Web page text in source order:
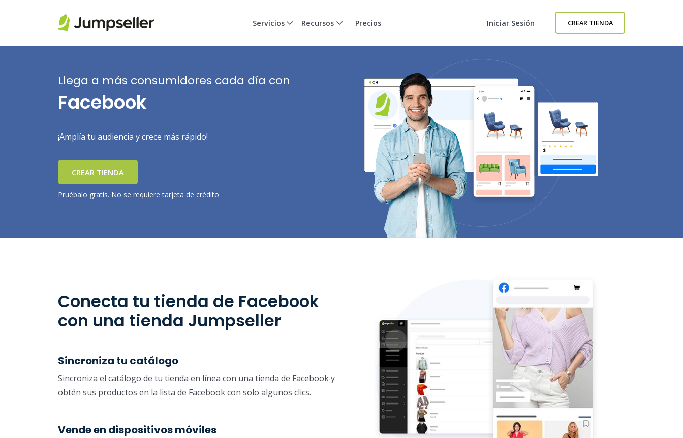
Servicios Recursos Precios Iniciar Sesión CREAR TIENDA
Llega a más consumidores cada día con
Facebook
¡Amplía tu audiencia y crece más rápido!
CREAR TIENDA
Pruébalo gratis. No se requiere tarjeta de crédito
Conecta tu tienda de Facebook
con una tienda Jumpseller
Sincroniza tu catálogo
Sincroniza el catálogo de tu tienda en línea con una tienda de Facebook y
obtén sus productos en la lista de Facebook con solo algunos clics.
Vende en dispositivos móviles